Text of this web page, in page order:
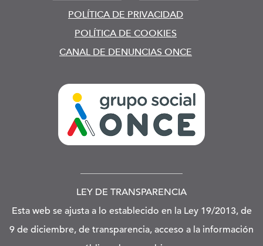
POLÍTICA DE PRIVACIDAD
POLÍTICA DE COOKIES
CANAL DE DENUNCIAS ONCE
LEY DE TRANSPARENCIA
Esta web se ajusta a lo establecido en la Ley 19/2013, de
9 de diciembre, de transparencia, acceso a la información